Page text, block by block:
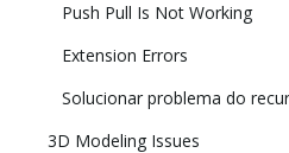
Push Pull Is Not Working
Extension Errors
Solucionar problema do
3D Modeling Issues